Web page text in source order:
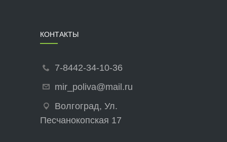
КОНТАКТЫ
7-8442-34-10-36
mir_poliva@mail.ru
Волгоград, Ул.
Песчанокопская 17